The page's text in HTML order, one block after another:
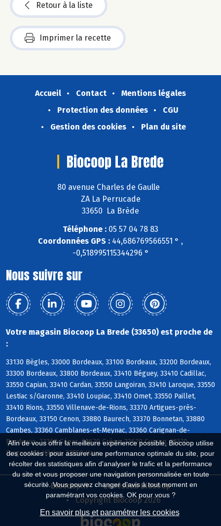
Afin de vous offrir la meilleure expérience possible, Biocoop utilise
des cookies : pour assurer une performance optimale du site, pour
récolter des statistiques afin d'analyser le trafic et la performance
du site et vous proposer une navigation personnalisée en toute
sécurité. Vous pouvez changer d'avis à tout moment en
paramétrant vos cookies. OK pour vous ?
En savoir plus et paramétrer les cookies
Retour à la liste
Imprimer la recette
Accueil Contact
Mentions légales
Protection des données
CGU
Gestion des cookies
Plan du site
Biocoop La Brede
80 avenue Charles de Gaulle
ZA La Perrucade
33650 La Brède
Téléphone : 05 57 04 78 83
Coordonnées GPS : 44,686769566551 ° ,
-0,518995115344296 °
Nous suivre sur
Votre magasin Biocoop La Brede (33650) est proche de
:
33130 Bègles, 33000 Bordeaux, 33100 Bordeaux, 33200 Bordeaux,
33300 Bordeaux, 33800 Bordeaux, 33410 Béguey, 33410 Cadillac,
33550 Capian, 33410 Cardan, 33550 Langoiran, 33410 Laroque, 33550
Lestiac s/Garonne, 33410 Loupiac, 33410 Omet, 33550 Paillet,
33410 Rions, 33550 Villenave-de-Rions, 33370 Artigues-près-
Bordeaux, 33150 Cenon, 33880 Baurech, 33370 Bonnetan, 33880
Cambes, 33360 Camblanes-et-Meynac, 33360 Carignan-de-
Bordeaux, 33360 Cénac, 33670 Créon, 33670 Cursan, 33370
Fargues-St-Hilaire, 33550 Haux
Biocoop.fr
Le réseau Biocoop
Copyright Biocoop 2026